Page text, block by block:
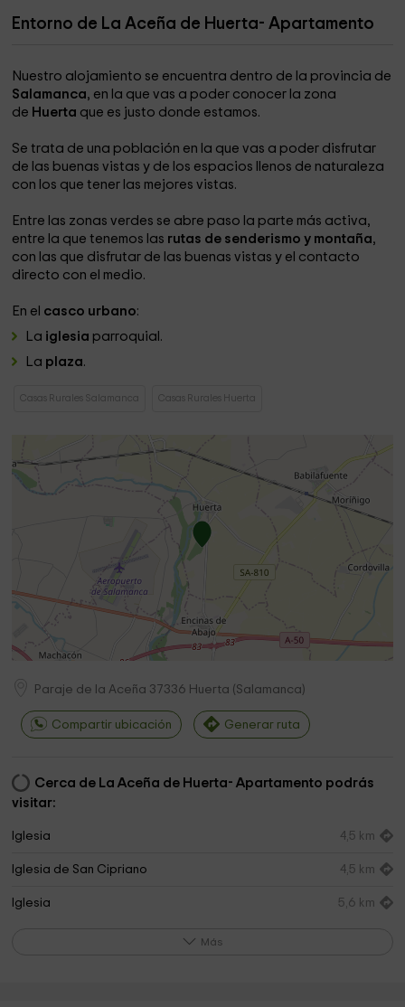
Entorno de La Aceña de Huerta- Apartamento
Nuestro alojamiento se encuentra dentro de la provincia de
Salamanca, en la que vas a poder conocer la zona
de Huerta que es justo donde estamos.
Se trata de una población en la que vas a poder disfrutar
de las buenas vistas y de los espacios llenos de naturaleza
con los que tener las mejores vistas.
Entre las zonas verdes se abre paso la parte más activa,
entre la que tenemos las rutas de senderismo y montaña,
con las que disfrutar de las buenas vistas y el contacto
directo con el medio.
En el casco urbano:
La iglesia parroquial.
La plaza.
Casas Rurales Salamanca Casas Rurales Huerta
Paraje de la Aceña 37336 Huerta (Salamanca)
Compartir ubicación Generar ruta
Cerca de La Aceña de Huerta- Apartamento podrás
visitar:
Iglesia 4,5 km
Iglesia de San Cipriano 4,5 km
Iglesia 5,6 km
Ayuntamiento de Aldealengua Más